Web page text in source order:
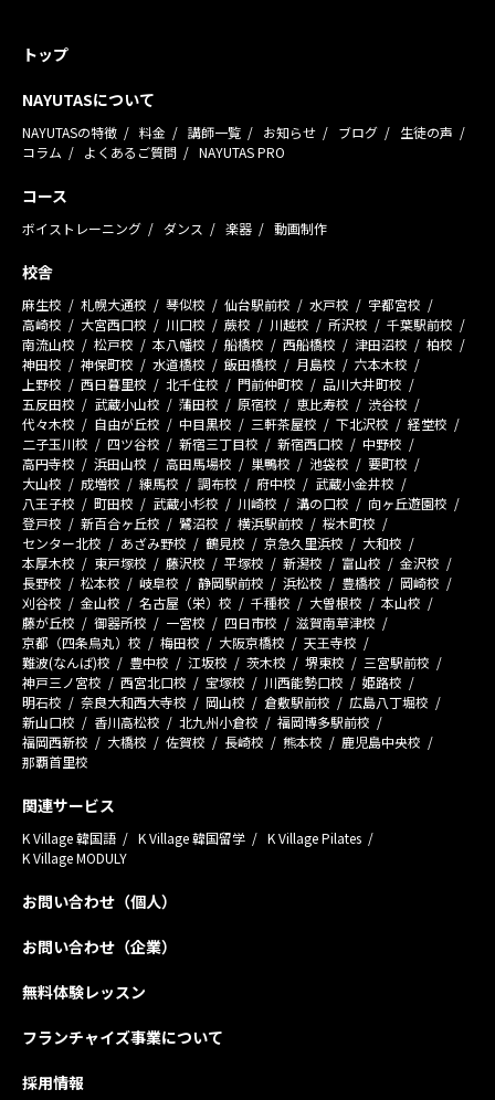
トップ
NAYUTASについて
NAYUTASの特徴 料金 講師一覧 お知らせ ブログ
生徒の声
コラム
よくあるご質問 NAYUTAS PRO
コース
ボイストレーニング ダンス 楽器 動画制作
校舎
麻生校 札幌大通校 琴似校 仙台駅前校 水戸校
宇都宮校
高崎校
大宮西口校 川口校 蕨校 川越校 所沢校
千葉駅前校
南流山校
松戸校 本八幡校 船橋校 西船橋校 津田沼校
柏校
神田校
神保町校 水道橋校 飯田橋校 月島校
六本木校
上野校
西日暮里校 北千住校 門前仲町校
品川大井町校
五反田校
武蔵小山校 蒲田校 原宿校 恵比寿校
渋谷校
代々木校
自由が丘校 中目黒校 三軒茶屋校 下北沢校
経堂校
二子玉川校
四ツ谷校 新宿三丁目校 新宿西口校
中野校
高円寺校
浜田山校 高田馬場校 巣鴨校 池袋校
要町校
大山校
成増校 練馬校 調布校 府中校
武蔵小金井校
八王子校
町田校 武蔵小杉校 川崎校 溝の口校
向ヶ丘遊園校
登戸校
新百合ヶ丘校 鷺沼校 横浜駅前校
桜木町校
センター北校
あざみ野校 鶴見校 京急久里浜校
大和校
本厚木校
東戸塚校 藤沢校 平塚校 新潟校 富山校
金沢校
長野校
松本校 岐阜校 静岡駅前校 浜松校 豊橋校
岡崎校
刈谷校
金山校 名古屋（栄）校 千種校 大曽根校
本山校
藤が丘校
御器所校 一宮校 四日市校
滋賀南草津校
京都（四条烏丸）校
梅田校 大阪京橋校
天王寺校
難波(なんば)校
豊中校 江坂校 茨木校 堺東校
三宮駅前校
神戸三ノ宮校
西宮北口校 宝塚校 川西能勢口校
姫路校
明石校
奈良大和西大寺校 岡山校 倉敷駅前校
広島八丁堀校
新山口校
香川高松校 北九州小倉校
福岡博多駅前校
福岡西新校
大橋校 佐賀校 長崎校 熊本校
鹿児島中央校
那覇首里校
関連サービス
K Village 韓国語 K Village 韓国留学
K Village Pilates
K Village MODULY
お問い合わせ（個人）
お問い合わせ（企業）
無料体験レッスン
フランチャイズ事業について
採用情報